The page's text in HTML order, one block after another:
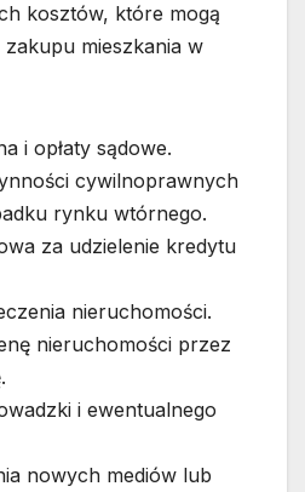
kosztów, które mogą
mieszkania w
i opłaty sądowe.
cywilnoprawnych
rynku wtórnego.
za udzielenie kredytu
nieruchomości.
nieruchomości przez
i ewentualnego
nowych mediów lub